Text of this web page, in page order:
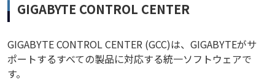
GIGABYTE CONTROL CENTER
GIGABYTE CONTROL CENTER (GCC)は、GIGABYTEがサ
ポートするすべての製品に対応する統一ソフトウェアで
す。